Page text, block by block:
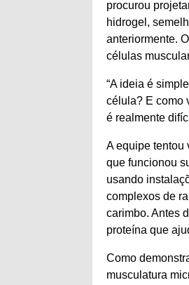
procurou
hidrogel,
anteriormente.
células
“A ideia é
célula? E como
é realmente
A equipe tentou
que funcionou
usando
complexos de
carimbo. Antes
proteína que
Como
musculatura